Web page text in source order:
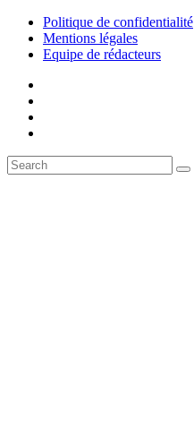
Politique de confidentialité
Mentions légales
Equipe de rédacteurs